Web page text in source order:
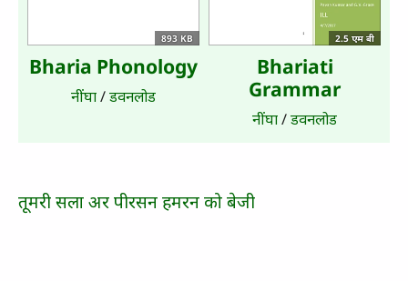
893 KB
Bharia Phonology
नींघा/डवनलोड
2.5 एम बी
Bhariati
Grammar
नींघा/डवनलोड
तूमरी सला अर पीरसन हमरन को बेजी